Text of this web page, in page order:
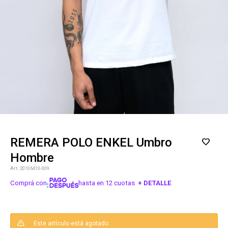
REMERA POLO ENKEL Umbro
Hombre
20106410-009
Comprá con hasta en 12 cuotas + DETALLE
Este artículo está agotado.